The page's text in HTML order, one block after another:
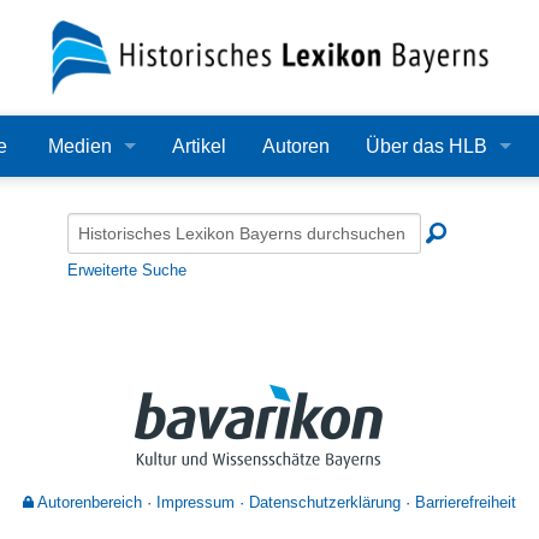
Medien
Audio
Alle Dateien
Artikel Autoren Über das HLB
Redaktion
Bearbeitungsstand
Zehn Jahre HLB
Erweiterte Suche
Autorenbereich Impressum Datenschutzerklärung Barrierefreiheit